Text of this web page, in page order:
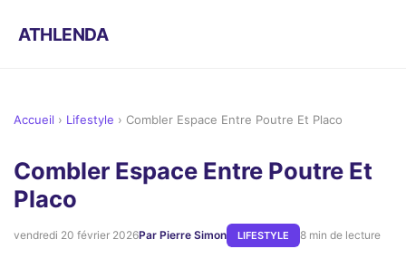
ATHLENDA
Accueil › Lifestyle › Combler Espace Entre Poutre Et Placo
Combler Espace Entre Poutre Et
Placo
vendredi 20 février 2026Par Pierre Simon LIFESTYLE 8 min de lecture